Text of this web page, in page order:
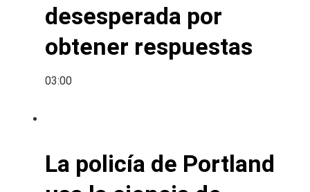
desesperada por
obtener respuestas
03:00
La policía de Portland